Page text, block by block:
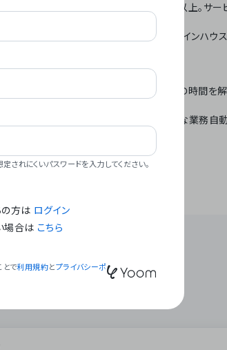
用社数20,000社超、直近成長率300%以上。サー
の自動化技術を1プラットフォームで完結。インハウ
We Make Time」 – テクノロジーで人々の時間を
Global Business Automation」 – 世界的な業務自
れにくいパスワードを入力してください。
の方は ログイン
場合は こちら
とで利用規約とプライバシーポ